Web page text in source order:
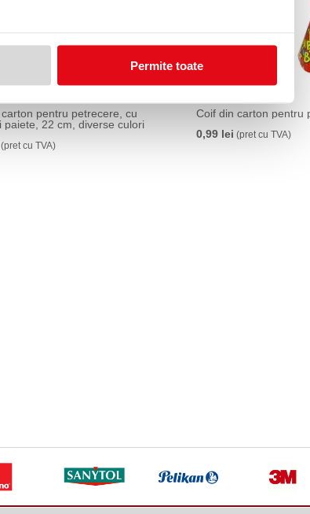
Permite toate
pentru petrecere, cu
paiete, 22 cm, diverse culori
(pret cu TVA)
Coif din carton pentru
0,99 lei (pret cu TVA)